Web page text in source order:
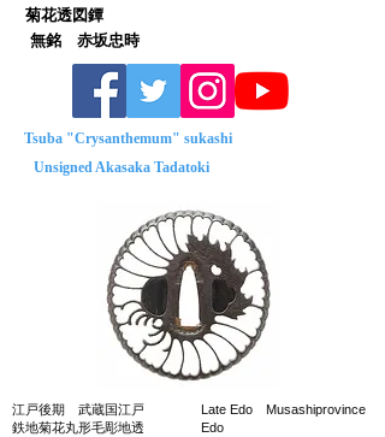
無銘 赤坂忠時
Tsuba "Crysanthemum" sukashi
Unsigned Akasaka Tadatoki
江戸後期 武蔵国江戸
鉄地菊花丸形毛彫地透
Late Edo Musashiprovince
Edo
菊花透図鐔